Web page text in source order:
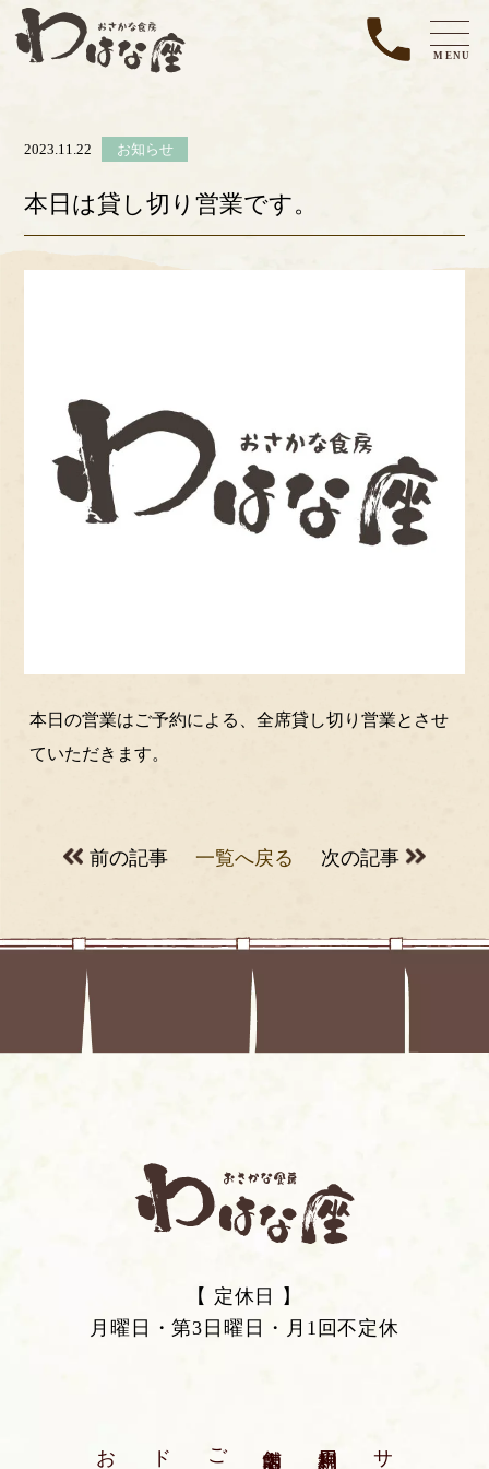
MENU
2023.11.22 お知らせ
本日は貸し切り営業です。
本日の営業はご予約による、全席貸し切り営業とさせ
ていただきます。
前の記事 一覧へ戻る 次の記事
【 定休日 】
月曜日・第3日曜日・月1回不定休
お品書き ご宴会